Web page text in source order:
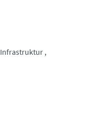
Infrastruktur